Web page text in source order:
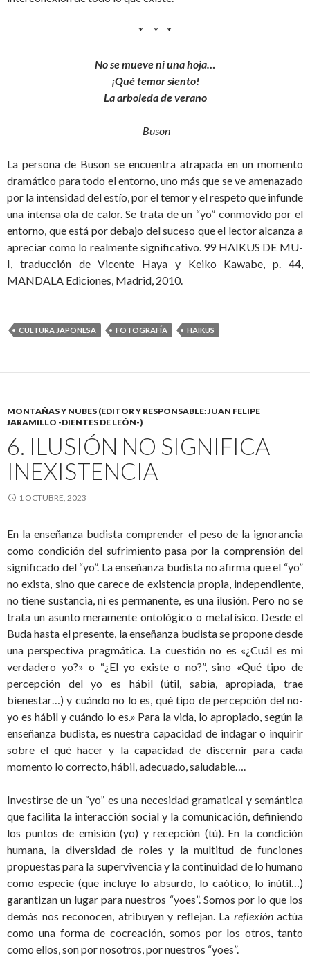
* * *
No se mueve ni una hoja…
¡Qué temor siento!
La arboleda de verano
Buson
La persona de Buson se encuentra atrapada en un momento
dramático para todo el entorno, uno más que se ve amenazado
por la intensidad del estío, por el temor y el respeto que infunde
una intensa ola de calor. Se trata de un “yo” conmovido por el
entorno, que está por debajo del suceso que el lector alcanza a
apreciar como lo realmente significativo. 99 HAIKUS DE MU-
I, traducción de Vicente Haya y Keiko Kawabe, p. 44,
MANDALA Ediciones, Madrid, 2010.
CULTURA JAPONESA FOTOGRAFÍA HAIKUS
MONTAÑAS Y NUBES (EDITOR Y RESPONSABLE: JUAN FELIPE
JARAMILLO -DIENTES DE LEÓN-)
6. ILUSIÓN NO SIGNIFICA
INEXISTENCIA
1 OCTUBRE, 2023
En la enseñanza budista comprender el peso de la ignorancia
como condición del sufrimiento pasa por la comprensión del
significado del “yo”. La enseñanza budista no afirma que el “yo”
no exista, sino que carece de existencia propia, independiente,
no tiene sustancia, ni es permanente, es una ilusión. Pero no se
trata un asunto meramente ontológico o metafísico. Desde el
Buda hasta el presente, la enseñanza budista se propone desde
una perspectiva pragmática. La cuestión no es «¿Cuál es mi
verdadero yo?» o “¿El yo existe o no?”, sino «Qué tipo de
percepción del yo es hábil (útil, sabia, apropiada, trae
bienestar…) y cuándo no lo es, qué tipo de percepción del no-
yo es hábil y cuándo lo es.» Para la vida, lo apropiado, según la
enseñanza budista, es nuestra capacidad de indagar o inquirir
sobre el qué hacer y la capacidad de discernir para cada
momento lo correcto, hábil, adecuado, saludable….
Investirse de un “yo” es una necesidad gramatical y semántica
que facilita la interacción social y la comunicación, definiendo
los puntos de emisión (yo) y recepción (tú). En la condición
humana, la diversidad de roles y la multitud de funciones
propuestas para la supervivencia y la continuidad de lo humano
como especie (que incluye lo absurdo, lo caótico, lo inútil…)
garantizan un lugar para nuestros “yoes”. Somos por lo que los
demás nos reconocen, atribuyen y reflejan. La reflexiónactúa
como una forma de cocreación, somos por los otros, tanto
como ellos, son por nosotros, por nuestros “yoes”.